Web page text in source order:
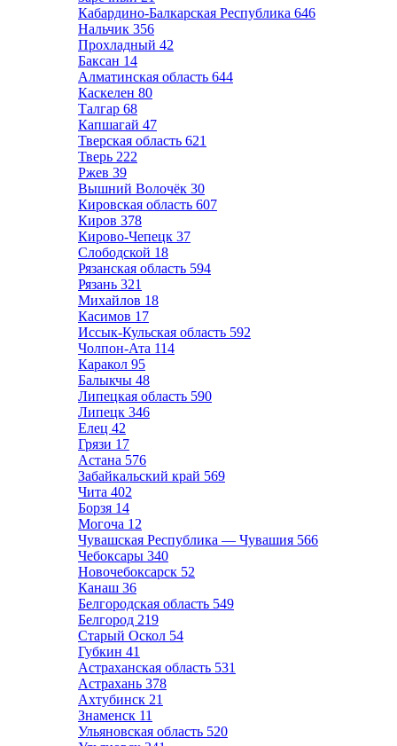
Кабардино-Балкарская Республика 646
Нальчик 356
Прохладный 42
Баксан 14
Алматинская область 644
Каскелен 80
Талгар 68
Капшагай 47
Тверская область 621
Тверь 222
Ржев 39
Вышний Волочёк 30
Кировская область 607
Киров 378
Кирово-Чепецк 37
Слободской 18
Рязанская область 594
Рязань 321
Михайлов 18
Касимов 17
Иссык-Кульская область 592
Чолпон-Ата 114
Каракол 95
Балыкчы 48
Липецкая область 590
Липецк 346
Елец 42
Грязи 17
Астана 576
Забайкальский край 569
Чита 402
Борзя 14
Могоча 12
Чувашская Республика — Чувашия 566
Чебоксары 340
Новочебоксарск 52
Канаш 36
Белгородская область 549
Белгород 219
Старый Оскол 54
Губкин 41
Астраханская область 531
Астрахань 378
Ахтубинск 21
Знаменск 11
Ульяновская область 520